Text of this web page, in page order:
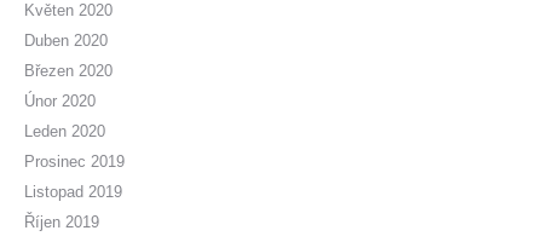
Květen 2020
Duben 2020
Březen 2020
Únor 2020
Leden 2020
Prosinec 2019
Listopad 2019
Říjen 2019